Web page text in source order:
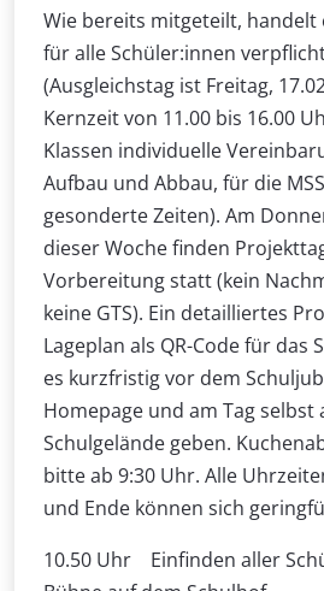
Wie bereits mitgeteilt, handelt
für alle Schüler:innen
(Ausgleichstag ist Freitag,
Kernzeit von 11.00 bis 16.00
Klassen individuelle
Aufbau und Abbau, für die
gesonderte Zeiten). Am
dieser Woche finden
Vorbereitung statt (kein
keine GTS). Ein detailliertes
Lageplan als QR-Code für das
es kurzfristig vor dem
Homepage und am Tag selbst
Schulgelände geben.
bitte ab 9:30 Uhr. Alle
und Ende können sich
10.50 Uhr Einfinden aller